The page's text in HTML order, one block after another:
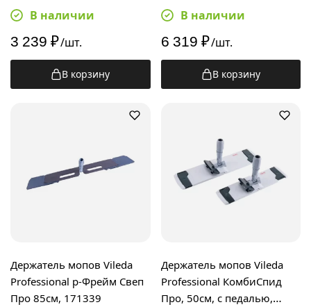
В наличии
3 239 ₽/шт.
В корзину
В наличии
6 319 ₽/шт.
В корзину
Держатель мопов Vileda
Professional р-Фрейм Свеп
Про 85см, 171339
Держатель мопов Vileda
Professional КомбиСпид
Про, 50см, с педалью,